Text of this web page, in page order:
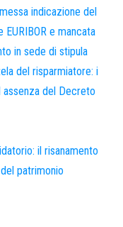
indicazione del
e mancata
in sede di stipula
del risparmiatore: i
assenza del Decreto
il risanamento
patrimonio